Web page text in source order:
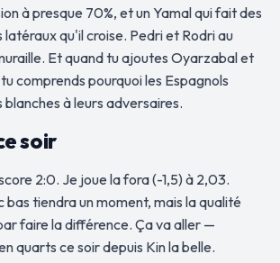
à presque 70%, et un Yamal qui fait des
latéraux qu'il croise. Pedri et Rodri au
Et quand tu ajoutes Oyarzabal et
comprends pourquoi les Espagnols
blanches à leurs adversaires.
soir
2:0. Je joue la fora (-1,5) à 2,03.
bas tiendra un moment, mais la qualité
faire la différence. Ça va aller —
quarts ce soir depuis Kin la belle.